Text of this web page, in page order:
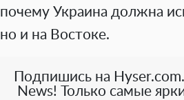
почему Украина должна
но и на Востоке.
Подпишись на
News! Только самые